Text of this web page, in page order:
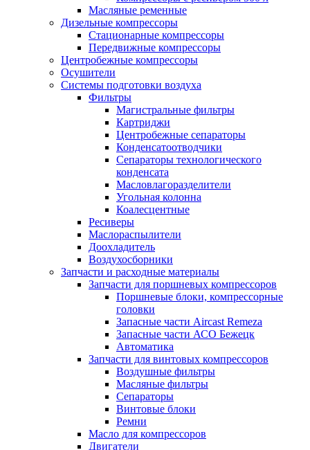
Масляные ременные
Дизельные компрессоры
Стационарные компрессоры
Передвижные компрессоры
Центробежные компрессоры
Осушители
Системы подготовки воздуха
Фильтры
Магистральные фильтры
Картриджи
Центробежные сепараторы
Конденсатоотводчики
Сепараторы технологического
конденсата
Масловлагоразделители
Угольная колонна
Коалесцентные
Ресиверы
Маслораспылители
Доохладитель
Воздухосборники
Запчасти и расходные материалы
Запчасти для поршневых компрессоров
Поршневые блоки, компрессорные
головки
Запасные части Aircast Remeza
Запасные части АСО Бежецк
Автоматика
Запчасти для винтовых компрессоров
Воздушные фильтры
Масляные фильтры
Сепараторы
Винтовые блоки
Ремни
Масло для компрессоров
Двигатели